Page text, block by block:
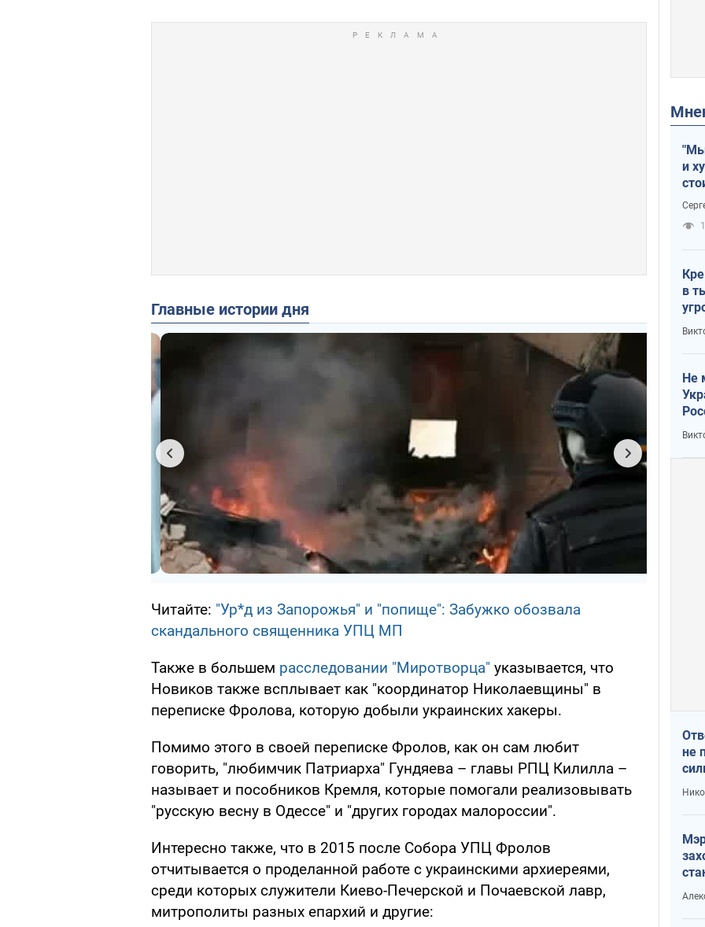
Главные истории дня
Читайте: "Ур*д из Запорожья" и "попище": Забужко обозвала
скандального священника УПЦ МП
Также в большем расследовании "Миротворца" указывается, что
Новиков также всплывает как "координатор Николаевщины" в
переписке Фролова, которую добыли украинских хакеры.
Помимо этого в своей переписке Фролов, как он сам любит
говорить, "любимчик Патриарха" Гундяева – главы РПЦ Килилла –
называет и пособников Кремля, которые помогали реализовывать
"русскую весну в Одессе" и "других городах малороссии".
Интересно также, что в 2015 после Собора УПЦ Фролов
отчитывается о проделанной работе с украинскими архиереями,
среди которых служители Киево-Печерской и Почаевской лавр,
митрополиты разных епархий и другие:
и
в
Не
не
и